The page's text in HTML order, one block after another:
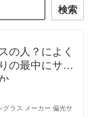
検索
の人？によく
の最中にサン
グラス メーカー 偏光サ